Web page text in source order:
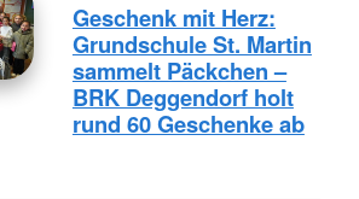
Geschenk mit Herz:
Grundschule St. Martin
sammelt Päckchen –
BRK Deggendorf holt
rund 60 Geschenke ab